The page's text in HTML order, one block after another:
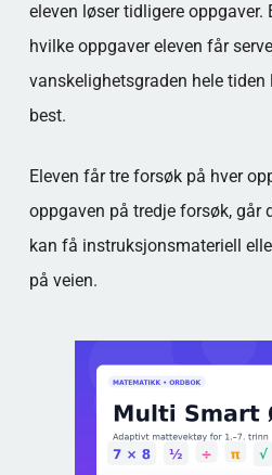
eleven løser tidligere oppgaver.
hvilke oppgaver eleven får
vanskelighetsgraden hele
best.
Eleven får tre forsøk på hver
oppgaven på tredje forsøk, går
kan få instruksjonsmateriell
på veien.